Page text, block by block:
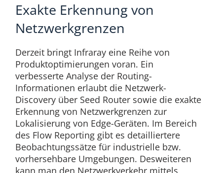
Exakte Erkennung von
Netzwerkgrenzen
Derzeit bringt Infraray eine Reihe von
Produktoptimierungen voran. Ein
verbesserte Analyse der Routing-
Informationen erlaubt die Netzwerk-
Discovery über Seed Router sowie die exakte
Erkennung von Netzwerkgrenzen zur
Lokalisierung von Edge-Geräten. Im Bereich
des Flow Reporting gibt es detailliertere
Beobachtungssätze für industrielle bzw.
vorhersehbare Umgebungen. Desweiteren
kann man den Netzwerkverkehr mittels